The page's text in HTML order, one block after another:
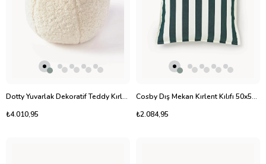
Dotty Yuvarlak Dekoratif Teddy Kırlent Krem Beyaz 30 cm
₺4.010,95
Cosby Dış Mekan Kırlent Kılıfı 50x50 cm Çizgili Su İtici
₺2.084,95